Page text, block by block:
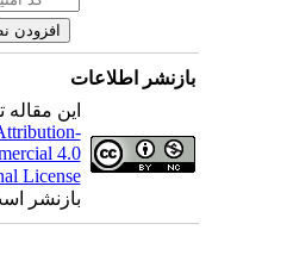
بازنشر اطلاعات
این
Attribution-
4.0
License
بازنشر